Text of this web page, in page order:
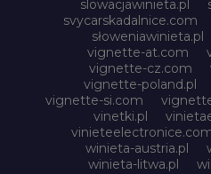
slowacjawinieta.pl
svycarskadalnice.com
słoweniawinieta.pl
vignette-at.com
vignette-cz.com
vignette-poland.pl
vignette-si.com
vinetki.pl
winieta-austria.pl
winieta-litwa.pl